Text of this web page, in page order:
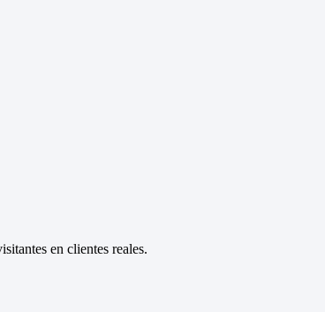
en clientes reales.